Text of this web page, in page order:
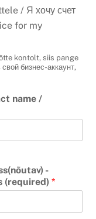
/ Я хочу счет
for my
kontolt, siis pange
бизнес-аккаунт,
name /
-
(required)*